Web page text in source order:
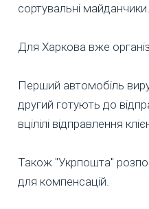
сортувальні майданчики.
Для Харкова вже
Перший автомобіль
другий готують до
вцілілі відправлення
Також "Укрпошта"
для компенсацій.